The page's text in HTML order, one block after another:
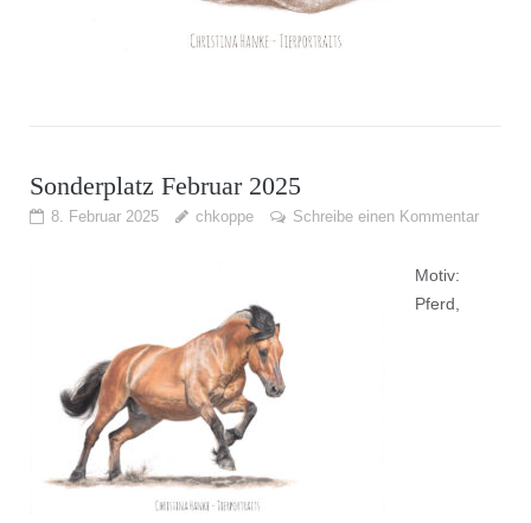
Sonderplatz Februar 2025
8. Februar 2025 chkoppe Schreibe einen Kommentar
Motiv:
Pferd,